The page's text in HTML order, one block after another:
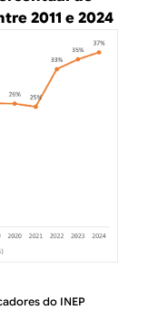
2011 e 2024
do INEP